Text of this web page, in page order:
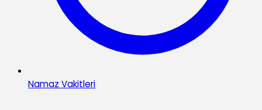
Namaz Vakitleri